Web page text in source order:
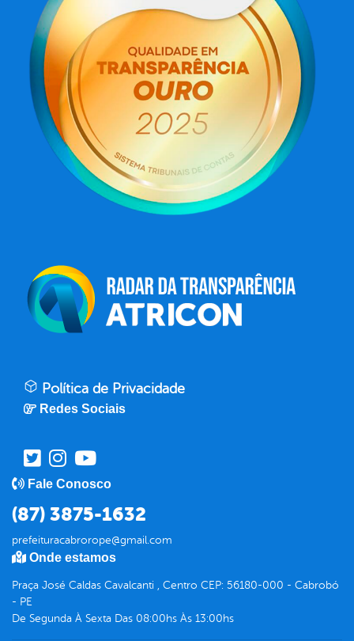
Política de Privacidade
Redes Sociais
Fale Conosco
(87) 3875-1632
prefeituracabrorope@gmail.com
Onde estamos
Praça José Caldas Cavalcanti , Centro CEP: 56180-000 - Cabrobó
- PE
De Segunda À Sexta Das 08:00hs Às 13:00hs